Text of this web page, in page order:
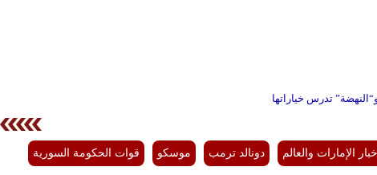
تدرس خياراتها
أخبار الإمارات والعالم دونالد ترمب موسكو قوات الحكومة السورية